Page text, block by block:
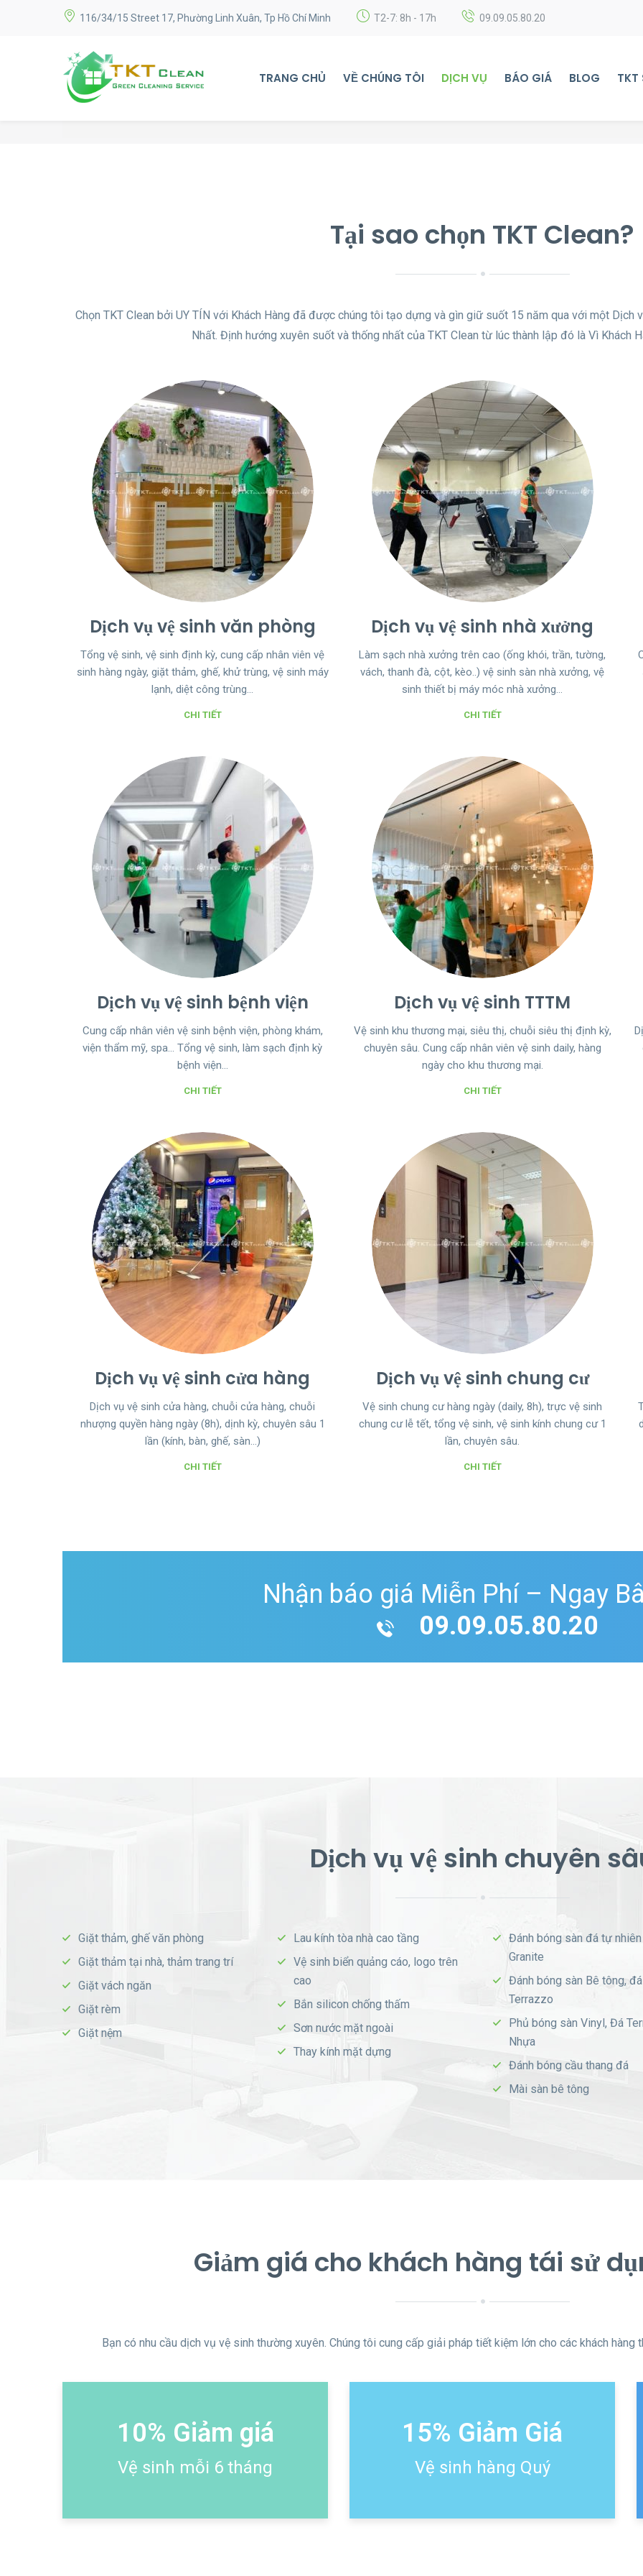
116/34/15 Street 17, Phường Linh Xuân, Tp Hồ Chí Minh T2-7: 8h - 17h 09.09.05.80.20
TRANG CHỦ VỀ CHÚNG TÔI DỊCH VỤ BÁO GIÁ BLOG TKT
Tại sao chọn TKT Clean?
Chọn TKT Clean bởi UY TÍN với Khách Hàng đã được chúng tôi tạo dựng và gìn giữ suốt 15 năm qua với một Dịch
Nhất. Định hướng xuyên suốt và thống nhất của TKT Clean từ lúc thành lập đó là Vì Khách
Dịch vụ vệ sinh văn phòng
Tổng vệ sinh, vệ sinh định kỳ, cung cấp nhân viên vệ
sinh hàng ngày, giặt thảm, ghế, khử trùng, vệ sinh máy
lạnh, diệt công trùng…
CHI TIẾT
Dịch vụ vệ sinh nhà xưởng
Làm sạch nhà xưởng trên cao (ống khói, trần, tường,
vách, thanh đà, cột, kèo..) vệ sinh sàn nhà xưởng, vệ
sinh thiết bị máy móc nhà xưởng…
CHI TIẾT
Dịch vụ vệ sinh bệnh viện
Cung cấp nhân viên vệ sinh bệnh viện, phòng khám,
viện thẩm mỹ, spa… Tổng vệ sinh, làm sạch định kỳ
bệnh viện…
CHI TIẾT
Dịch vụ vệ sinh TTTM
Vệ sinh khu thương mại, siêu thị, chuỗi siêu thị định kỳ,
chuyên sâu. Cung cấp nhân viên vệ sinh daily, hàng
ngày cho khu thương mại.
CHI TIẾT
Dịch vụ vệ sinh cửa hàng
Dịch vụ vệ sinh cửa hàng, chuỗi cửa hàng, chuỗi
nhượng quyền hàng ngày (8h), dịnh kỳ, chuyên sâu 1
lần (kính, bàn, ghế, sàn…)
CHI TIẾT
Dịch vụ vệ sinh chung cư
Vệ sinh chung cư hàng ngày (daily, 8h), trực vệ sinh
chung cư lễ tết, tổng vệ sinh, vệ sinh kính chung cư 1
lần, chuyên sâu.
CHI TIẾT
Nhận báo giá Miễn Phí – Ngay
09.09.05.80.20
Dịch vụ vệ sinh chuyên
Giặt thảm, ghế văn phòng
Giặt thảm tại nhà, thảm trang trí
Giặt vách ngăn
Giặt rèm
Giặt nệm
Lau kính tòa nhà cao tầng
Vệ sinh biển quảng cáo, logo trên
cao
Bắn silicon chống thấm
Sơn nước mặt ngoài
Thay kính mặt dựng
Đánh bóng sàn đá tự
Granite
Đánh bóng sàn Bê tông,
Terrazzo
Phủ bóng sàn Vinyl, Đá
Nhựa
Đánh bóng cầu thang đá
Mài sàn bê tông
Giảm giá cho khách hàng tái sử
Bạn có nhu cầu dịch vụ vệ sinh thường xuyên. Chúng tôi cung cấp giải pháp tiết kiệm lớn cho các khách
10% Giảm giá
Vệ sinh mỗi 6 tháng
15% Giảm Giá
Vệ sinh hàng Quý